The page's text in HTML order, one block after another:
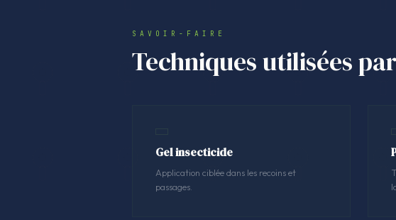
SAVOIR-FAIRE
Techniques utilisées par
Gel insecticide
Application ciblée dans les recoins et
passages.